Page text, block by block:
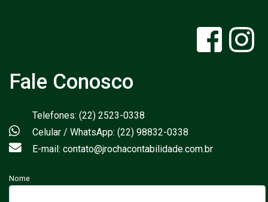
Fale Conosco
Telefones: (22) 2523-0338
Celular / WhatsApp: (22) 98832-0338
E-mail: contato@jrochacontabilidade.com.br
Nome